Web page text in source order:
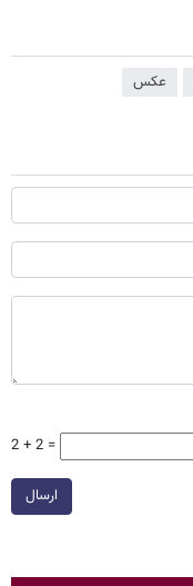
عکس
2 + 2 =
ارسال